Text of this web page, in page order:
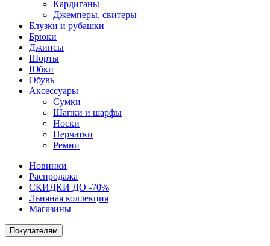
Кардиганы
Джемперы, свитеры
Блузки и рубашки
Брюки
Джинсы
Шорты
Юбки
Обувь
Аксессуары
Сумки
Шапки и шарфы
Носки
Перчатки
Ремни
Новинки
Распродажа
СКИДКИ ДО -70%
Льняная коллекция
Магазины
Покупателям